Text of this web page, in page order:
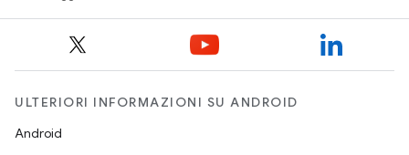
ULTERIORI INFORMAZIONI SU ANDROID
Android